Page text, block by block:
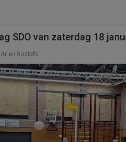
SDO van zaterdag 18
Arjen Roelofs